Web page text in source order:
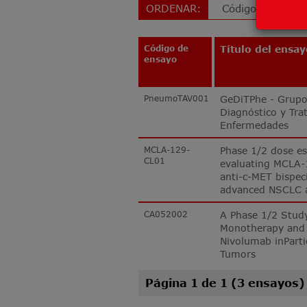
ORDENAR:
Código de
ensayo
Título del
PneumoTAV001
GeDiTPhe -
Diagnóstico y
Enfermedades
MCLA-129-
CL01
Phase 1/2 dose
evaluating
anti-c-MET
advanced
CA052002
A Phase 1/2
Monotherapy
Nivolumab
Tumors
Página 1 de 1 (3 ensayos)